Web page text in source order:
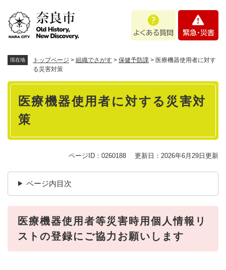
あ
問
・
現在地 トップページ > 組織でさがす > 保健予防課 > 医療機器使用者に対す
る災害対策
本
医療機器使用者に対する災害対
策
ページID：0260188 更新日：2026年6月29日更新
ページ内目次
医療機器使用者等災害時用個人情報リ
ストの登録にご協力お願いします